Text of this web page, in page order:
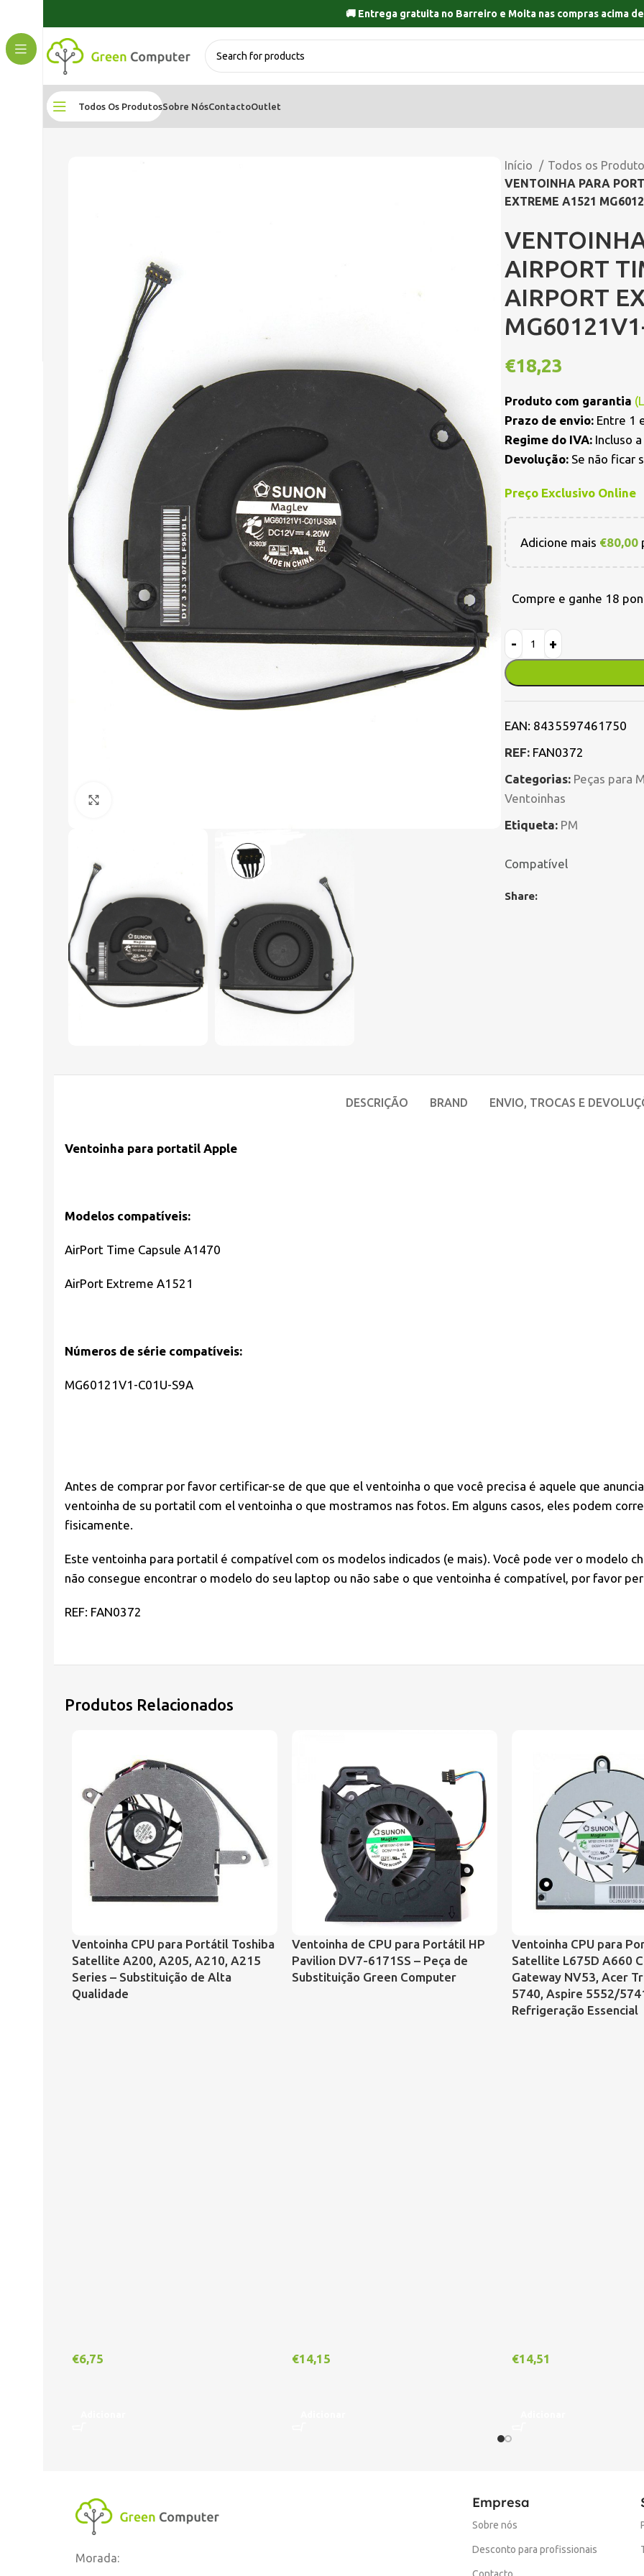
🚚 Entrega gratuita no Barreiro e Moita nas compras acima
Todos Os ProdutosSobre NósContactoOutlet
Início
Todos os
VENTOINHA PARA
EXTREME A1521
AIRPORT
AIRPORT
€18,23
Produto com garantia (
Prazo de envio: Entre 1
Regime do IVA: Incluso
Devolução: Se não ficar
Preço Exclusivo Online
Adicione mais €80,00
Compre e ganhe 18
EAN: 8435597461750
REF: FAN0372
Categorias: Peças para
Ventoinhas
Etiqueta: PM
Compatível
Share:
DESCRIÇÃO BRAND ENVIO, TROCAS E
Ventoinha para portatil Apple
Modelos compatíveis:
AirPort Time Capsule A1470
AirPort Extreme A1521
Números de série compatíveis:
MG60121V1-C01U-S9A
Antes de comprar por favor certificar-se de que que el ventoinha o que você precisa é aquele que
ventoinha de su portatil com el ventoinha o que mostramos nas fotos. Em alguns casos, eles podem
fisicamente.
Este ventoinha para portatil é compatível com os modelos indicados (e mais). Você pode ver o modelo
não consegue encontrar o modelo do seu laptop ou não sabe o que ventoinha é compatível, por favor
REF: FAN0372
Produtos Relacionados
Ventoinha CPU para Portátil Toshiba
Satellite A200, A205, A210, A215
Series – Substituição de Alta
Qualidade
€6,75
Ventoinha de CPU para Portátil HP
Pavilion DV7-6171SS – Peça de
Substituição Green Computer
€14,15
Ventoinha CPU para
Satellite L675D A660
Gateway NV53, Acer
5740, Aspire 5552/
Refrigeração Essencial
€14,51
Morada:
Empresa
Sobre nós
Desconto para profissionais